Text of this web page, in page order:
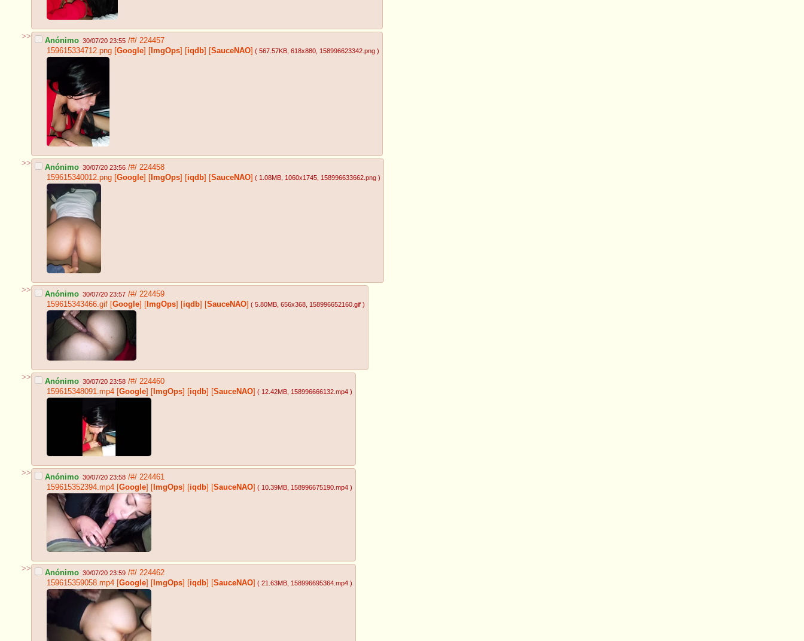
>> Anónimo 30/07/20 23:55 /#/ 224457
159615334712.png [Google] [ ImgOps] [iqdb] [SauceNAO] ( 567.57KB , 618x880 , 158996623342.png )
>> Anónimo 30/07/20 23:56 /#/ 224458
159615340012.png [Google] [ ImgOps] [iqdb] [SauceNAO] ( 1.08MB , 1060x1745 , 158996633662.png )
>> Anónimo 30/07/20 23:57 /#/ 224459
159615343466.gif [Google] [ ImgOps] [iqdb] [SauceNAO] ( 5.80MB , 656x368 , 158996652160.gif )
>> Anónimo 30/07/20 23:58 /#/ 224460
159615348091.mp4 [Google] [ ImgOps] [iqdb] [SauceNAO] ( 12.42MB , 158996666132.mp4 )
>> Anónimo 30/07/20 23:58 /#/ 224461
159615352394.mp4 [Google] [ ImgOps] [iqdb] [SauceNAO] ( 10.39MB , 158996675190.mp4 )
>> Anónimo 30/07/20 23:59 /#/ 224462
159615359058.mp4 [Google] [ ImgOps] [iqdb] [SauceNAO] ( 21.63MB , 158996695364.mp4 )